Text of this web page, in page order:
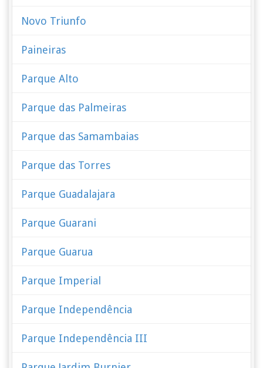
Novo Triunfo
Paineiras
Parque Alto
Parque das Palmeiras
Parque das Samambaias
Parque das Torres
Parque Guadalajara
Parque Guarani
Parque Guarua
Parque Imperial
Parque Independência
Parque Independência III